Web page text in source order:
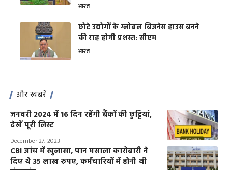
भारत
छोटे उद्योगों के ग्लोबल बिजनेस हाउस बनने
की राह होगी प्रशस्त: सीएम
भारत
और खबरें
जनवरी 2024 में 16 दिन रहेंगी बैंकों की छुट्टियां,
देखें पूरी लिस्ट
December 27, 2023
CBI जांच में खुलासा, पान मसाला कारोबारी ने
दिए थे 35 लाख रुपए, कर्मचारियों में होनी थी